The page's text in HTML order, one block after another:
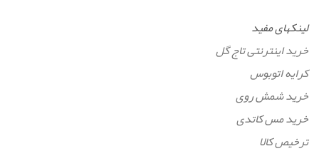
لینکهای مفید
خرید اینترنتی تاج گل
کرایه اتوبوس
خرید شمش روی
خرید مس کاتدی
ترخیص کالا